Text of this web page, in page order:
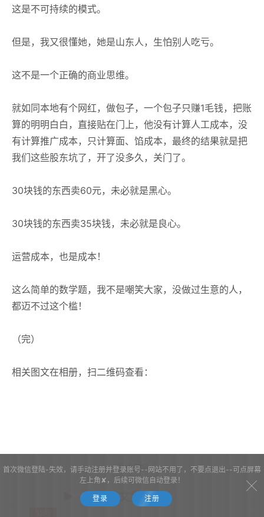
这是不可持续的模式。
但是，我又很懂她，她是山东人，生怕别人吃亏。
这不是一个正确的商业思维。
就如同本地有个网红，做包子，一个包子只赚1毛钱，把账
算的明明白白，直接贴在门上，他没有计算人工成本，没
有计算推广成本，只计算面、馅成本，最终的结果就是把
我们这些股东坑了，开了没多久，关门了。
30块钱的东西卖60元，未必就是黑心。
30块钱的东西卖35块钱，未必就是良心。
运营成本，也是成本！
这么简单的数学题，我不是嘲笑大家，没做过生意的人，
都迈不过这个槛！
（完）
相关图文在相册，扫二维码查看：
生成海报
-随机读文章-3选1
首次微信登陆-失效，请手动注册并登录账号--网站不用了，不要点退出--可点屏幕
左上角✘，后续可微信自动登录！
登录 注册